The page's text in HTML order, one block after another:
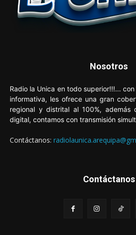
Nosotros
Radio la Unica en todo superior!!!...
informativa, les ofrece una gran
regional y distrital al 100%, además
digital, contamos con transmisión
Contáctanos:
Contáctanos